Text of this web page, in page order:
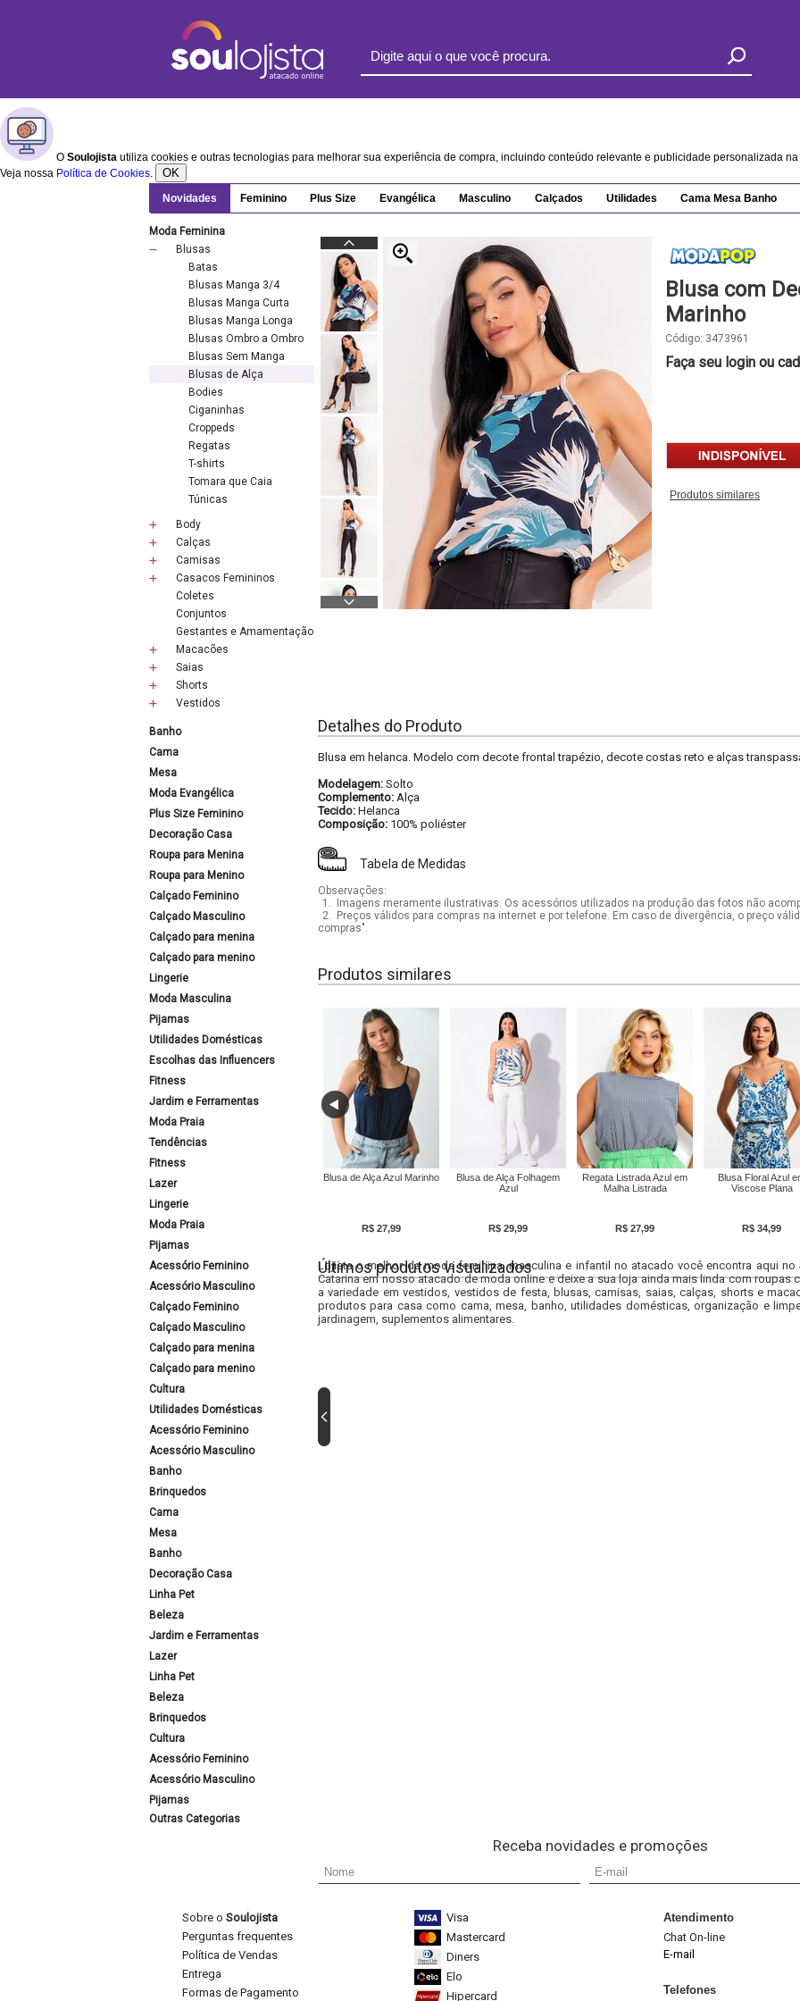
O Soulojista utiliza cookies e outras tecnologias para melhorar sua experiência de compra, incluindo conteúdo relevante e publicidade personalizada
Veja nossa Política de Cookies. OK
Novidades Feminino Plus Size Evangélica Masculino Calçados Utilidades Cama Mesa Banho
Moda Feminina
Blusas
Batas
Blusas Manga 3/4
Blusas Manga Curta
Blusas Manga Longa
Blusas Ombro a Ombro
Blusas Sem Manga
Blusas de Alça
Bodies
Ciganinhas
Croppeds
Regatas
T-shirts
Tomara que Caia
Túnicas
Body
Calças
Camisas
Casacos Femininos
Coletes
Conjuntos
Gestantes e Amamentação
Macacões
Saias
Shorts
Vestidos
Banho
Cama
Mesa
Moda Evangélica
Plus Size Feminino
Decoração Casa
Roupa para Menina
Roupa para Menino
Calçado Feminino
Calçado Masculino
Calçado para menina
Calçado para menino
Lingerie
Moda Masculina
Pijamas
Utilidades Domésticas
Escolhas das Influencers
Fitness
Jardim e Ferramentas
Moda Praia
Tendências
Fitness
Lazer
Lingerie
Moda Praia
Pijamas
Acessório Feminino
Acessório Masculino
Calçado Feminino
Calçado Masculino
Calçado para menina
Calçado para menino
Cultura
Utilidades Domésticas
Acessório Feminino
Acessório Masculino
Banho
Brinquedos
Cama
Mesa
Banho
Decoração Casa
Linha Pet
Beleza
Jardim e Ferramentas
Lazer
Linha Pet
Beleza
Brinquedos
Cultura
Acessório Feminino
Acessório Masculino
Pijamas
Outras Categorias
Blusa com
Marinho
Código: 3473961
Faça seu login ou
Produtos similares
Detalhes do Produto
Blusa em helanca. Modelo com decote frontal trapézio, decote costas reto e alças
Modelagem: Solto
Complemento: Alça
Tecido: Helanca
Composição: 100% poliéster
Tabela de Medidas
Observações:
1.
Imagens meramente ilustrativas. Os acessórios utilizados na produção das fotos não
2.
Preços válidos para compras na internet e por telefone. Em caso de divergência, o preço
compras".
Produtos similares
Blusa de Alça Azul Marinho
R$ 27,99
Blusa de Alça Folhagem
Azul
R$ 29,99
Regata Listrada Azul em
Malha Listrada
R$ 27,99
Blusa Floral Azul
Viscose Plana
R$ 34,99
Últimos produtos visualizados
Lojista o melhor da moda feminina, masculina e infantil no atacado você encontra aqui no
Catarina em nosso atacado de moda online e deixe a sua loja ainda mais linda com roupas
a variedade em vestidos, vestidos de festa, blusas, camisas, saias, calças, shorts e
produtos para casa como cama, mesa, banho, utilidades domésticas, organização e
jardinagem, suplementos alimentares.
Receba novidades e promoções
Sobre o Soulojista
Perguntas frequentes
Política de Vendas
Entrega
Formas de Pagamento
Visa
Mastercard
Diners
Elo
Hipercard
Atendimento
Chat On-line
E-mail
Telefones